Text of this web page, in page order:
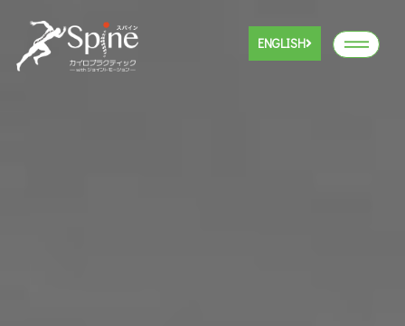
ENGLISH